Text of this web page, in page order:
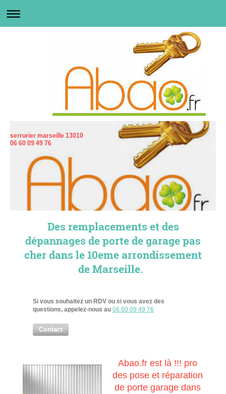
serrurier marseille 13010
06 60 09 49 76
Des remplacements et des
dépannages de porte de garage pas
cher dans le 10eme arrondissement
de Marseille.
Si vous souhaitez un RDV ou si vous avez des
questions, appelez-nous au 06 60 09 49 76
Contact
Abao.fr est là !!! pro
des pose et réparation
de porte garage dans